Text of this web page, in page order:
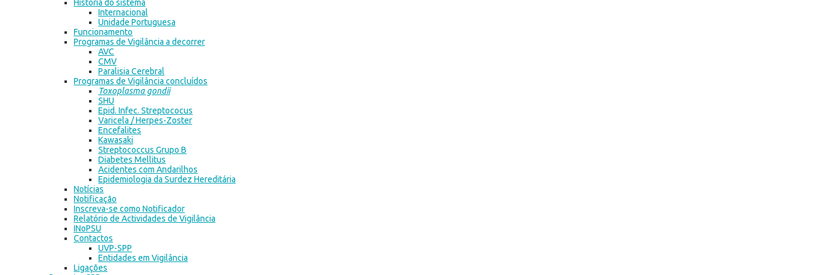
História do sistema
Internacional
Unidade Portuguesa
Funcionamento
Programas de Vigilância a decorrer
AVC
CMV
Paralisia Cerebral
Programas de Vigilância concluídos
Toxoplasma gondii
SHU
Epid. Infec. Streptococus
Varicela / Herpes-Zoster
Encefalites
Kawasaki
Streptococcus Grupo B
Diabetes Mellitus
Acidentes com Andarilhos
Epidemiologia da Surdez Hereditária
Notícias
Notificação
Inscreva-se como Notificador
Relatório de Actividades de Vigilância
INoPSU
Contactos
UVP-SPP
Entidades em Vigilância
Ligações